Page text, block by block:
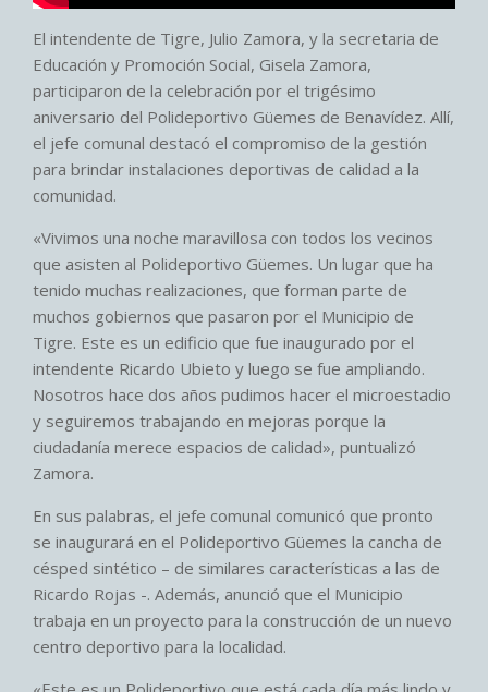
El intendente de Tigre, Julio Zamora, y la secretaria de
Educación y Promoción Social, Gisela Zamora,
participaron de la celebración por el trigésimo
aniversario del Polideportivo Güemes de Benavídez. Allí,
el jefe comunal destacó el compromiso de la gestión
para brindar instalaciones deportivas de calidad a la
comunidad.
«Vivimos una noche maravillosa con todos los vecinos
que asisten al Polideportivo Güemes. Un lugar que ha
tenido muchas realizaciones, que forman parte de
muchos gobiernos que pasaron por el Municipio de
Tigre. Este es un edificio que fue inaugurado por el
intendente Ricardo Ubieto y luego se fue ampliando.
Nosotros hace dos años pudimos hacer el microestadio
y seguiremos trabajando en mejoras porque la
ciudadanía merece espacios de calidad», puntualizó
Zamora.
En sus palabras, el jefe comunal comunicó que pronto
se inaugurará en el Polideportivo Güemes la cancha de
césped sintético – de similares características a las de
Ricardo Rojas -. Además, anunció que el Municipio
trabaja en un proyecto para la construcción de un nuevo
centro deportivo para la localidad.